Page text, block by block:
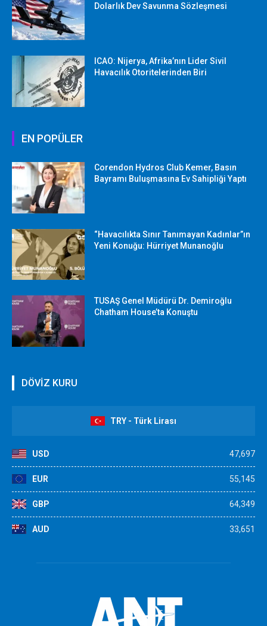
Dolarlık Dev Savunma Sözleşmesi
ICAO: Nijerya, Afrika’nın Lider Sivil
Havacılık Otoritelerinden Biri
EN POPÜLER
Corendon Hydros Club Kemer, Basın
Bayramı Buluşmasına Ev Sahipliği Yaptı
“Havacılıkta Sınır Tanımayan Kadınlar”ın
Yeni Konuğu: Hürriyet Munanoğlu
TUSAŞ Genel Müdürü Dr. Demiroğlu
Chatham House’ta Konuştu
DÖVİZ KURU
TRY - Türk Lirası
USD 47,697
EUR 55,145
GBP 64,349
AUD 33,651